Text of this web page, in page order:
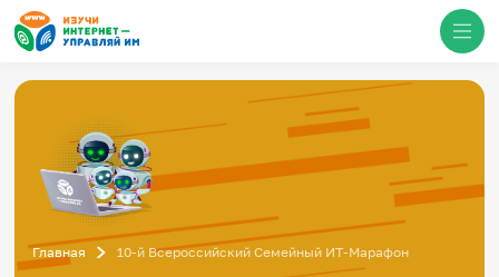
Медиацентр
О проекте
Фотогалерея
Видео
Главная 10-й Всероссийский Семейный ИТ-Марафон